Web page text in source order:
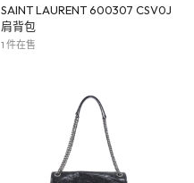
SAINT LAURENT 600307 CSV0J
肩背包
1 件在售